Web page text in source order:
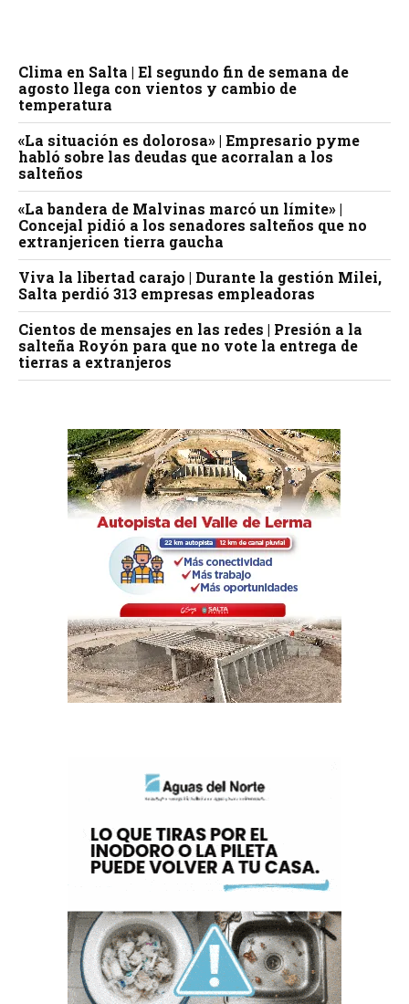
Clima en Salta | El segundo fin de semana de
agosto llega con vientos y cambio de
temperatura
«La situación es dolorosa» | Empresario pyme
habló sobre las deudas que acorralan a los
salteños
«La bandera de Malvinas marcó un límite» |
Concejal pidió a los senadores salteños que no
extranjericen tierra gaucha
Viva la libertad carajo | Durante la gestión Milei,
Salta perdió 313 empresas empleadoras
Cientos de mensajes en las redes | Presión a la
salteña Royón para que no vote la entrega de
tierras a extranjeros